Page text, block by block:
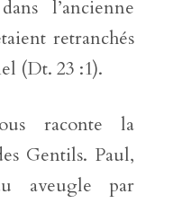
l’ancienne
retranchés
(Dt. 23 :1).
raconte la
Gentils. Paul,
aveugle par